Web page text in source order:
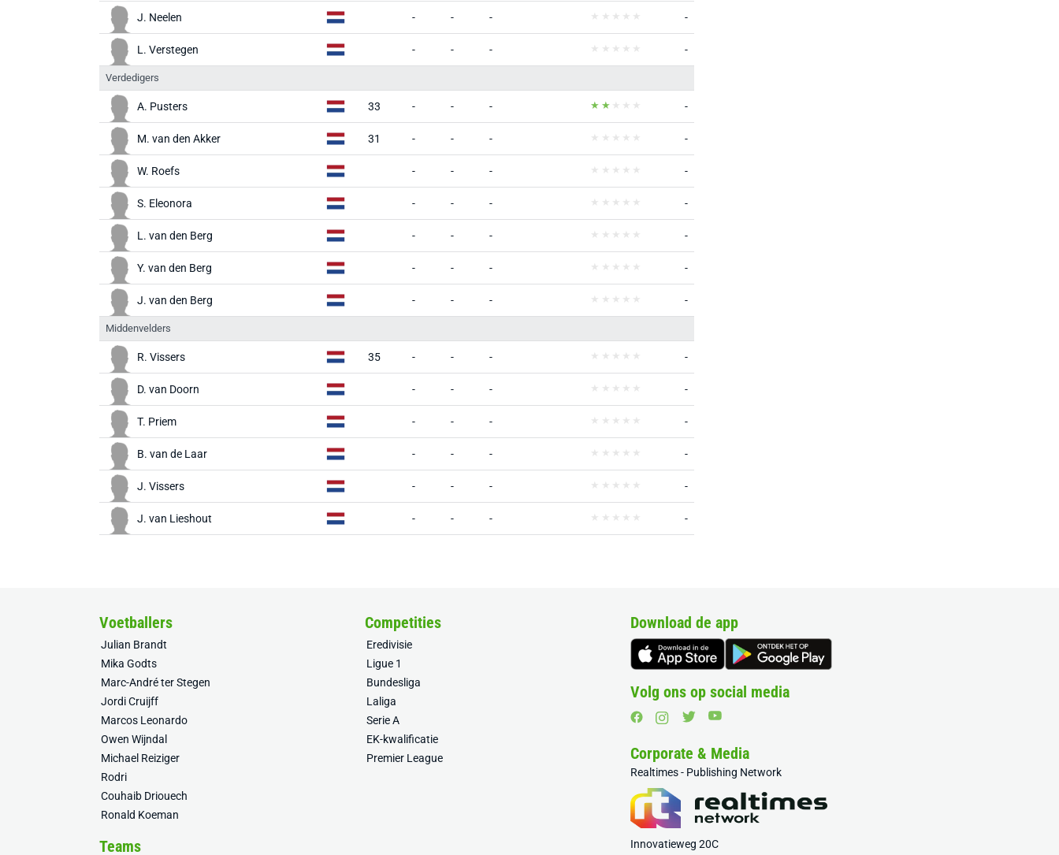
J. Neelen - - - -
L. Verstegen - - - -
Verdedigers
A. Pusters 33 - - - -
M. van den Akker 31 - - - -
W. Roefs - - - -
S. Eleonora - - - -
L. van den Berg - - - -
Y. van den Berg - - - -
J. van den Berg - - - -
Middenvelders
R. Vissers 35 - - - -
D. van Doorn - - - -
T. Priem - - - -
B. van de Laar - - - -
J. Vissers - - - -
J. van Lieshout - - - -
Voetballers
Julian Brandt
Mika Godts
Marc-André ter Stegen
Jordi Cruijff
Marcos Leonardo
Owen Wijndal
Michael Reiziger
Rodri
Couhaib Driouech
Ronald Koeman
Competities
Eredivisie
Ligue 1
Bundesliga
Laliga
Serie A
EK-kwalificatie
Premier League
Teams
Download de app
Volg ons op social media
Corporate & Media
Realtimes - Publishing Network
Innovatieweg 20C